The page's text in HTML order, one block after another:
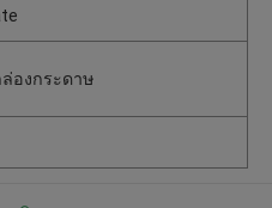
องกระดาษ